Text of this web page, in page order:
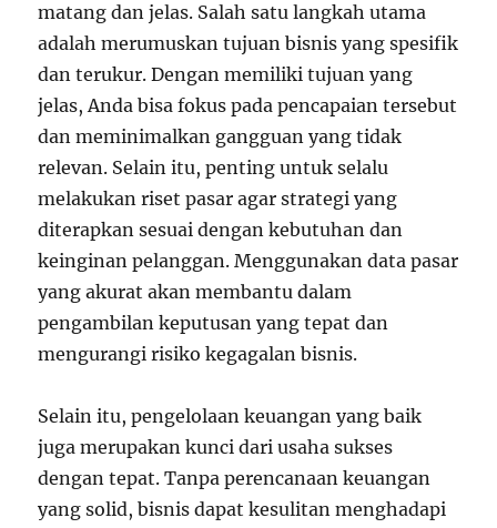
matang dan jelas. Salah satu langkah utama
adalah merumuskan tujuan bisnis yang spesifik
dan terukur. Dengan memiliki tujuan yang
jelas, Anda bisa fokus pada pencapaian tersebut
dan meminimalkan gangguan yang tidak
relevan. Selain itu, penting untuk selalu
melakukan riset pasar agar strategi yang
diterapkan sesuai dengan kebutuhan dan
keinginan pelanggan. Menggunakan data pasar
yang akurat akan membantu dalam
pengambilan keputusan yang tepat dan
mengurangi risiko kegagalan bisnis.
Selain itu, pengelolaan keuangan yang baik
juga merupakan kunci dari usaha sukses
dengan tepat. Tanpa perencanaan keuangan
yang solid, bisnis dapat kesulitan menghadapi